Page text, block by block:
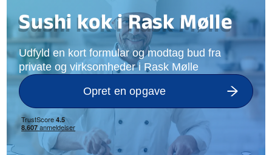
Sushi kok i Rask Mølle
Udfyld en kort formular og modtag bud fra
private og virksomheder i Rask Mølle
Opret en opgave